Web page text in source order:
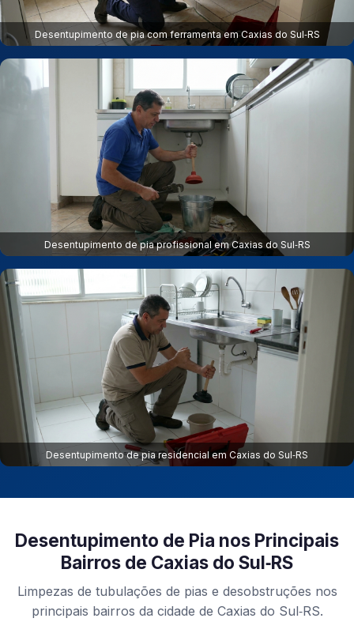
Desentupimento de pia com ferramenta em Caxias do Sul‑RS
Desentupimento de pia profissional em Caxias do Sul‑RS
Desentupimento de pia residencial em Caxias do Sul‑RS
Desentupimento de Pia nos Principais
Bairros de Caxias do Sul‑RS
Limpezas de tubulações de pias e desobstruções nos
principais bairros da cidade de Caxias do Sul‑RS.